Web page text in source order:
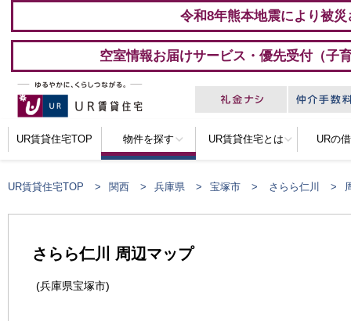
令和8年熊本地震により被
空室情報お届けサービス・優先受付（子
UR賃貸住宅TOP 物件を探す UR賃貸住宅とは URの
UR賃貸住宅TOP 関西 兵庫県 宝塚市 さらら仁川
さらら仁川 周辺マップ
(兵庫県宝塚市)